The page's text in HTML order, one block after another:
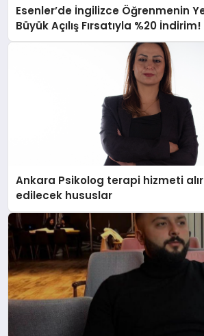
Esenler’de İngilizce Öğrenmenin
Büyük Açılış Fırsatıyla %20 İndirim!
Ankara Psikolog terapi hizmeti
edilecek hususlar